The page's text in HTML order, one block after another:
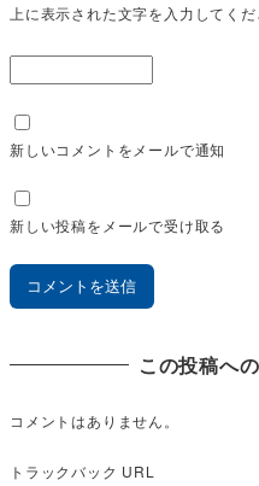
上に表示された文字を入力してくだ
新しいコメントをメールで通知
新しい投稿をメールで受け取る
この投稿へ
コメントはありません。
トラックバック URL